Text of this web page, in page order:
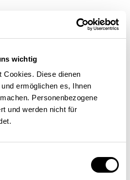
wichtig
Cookies. Diese dienen
ermöglichen es, Ihnen
Personenbezogene
und werden nicht für